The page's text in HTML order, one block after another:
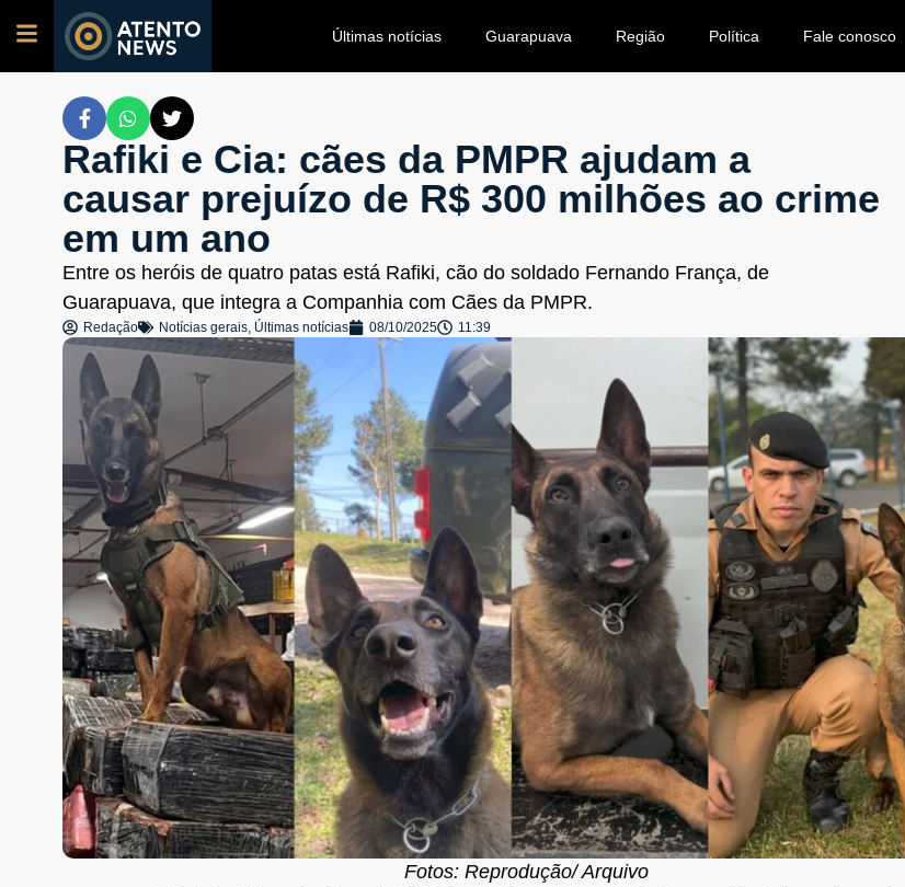
Últimas notícias Guarapuava Região Política Fale conosco
Rafiki e Cia: cães da PMPR ajudam a
causar prejuízo de R$ 300 milhões ao crime
em um ano
Entre os heróis de quatro patas está Rafiki, cão do soldado Fernando França, de
Guarapuava, que integra a Companhia com Cães da PMPR.
Redação Notícias gerais, Últimas notícias 08/10/2025 11:39
Fotos: Reprodução/ Arquivo